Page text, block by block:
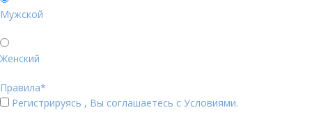
Мужской
Женский
Правила*
Регистрируясь , Вы соглашаетесь с Условиями.